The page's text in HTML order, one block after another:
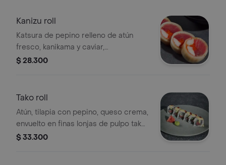
Kanizu roll
Katsura de pepino relleno de atún
fresco, kanikama y caviar,
acompañado de salsa ponzu. Tamaño
$ 28.300
Tako roll
Atún, tilapia con pepino, queso crema,
envuelto en finas lonjas de pulpo tako,
bañado en nuestra mayo wasabi y
$ 33.300